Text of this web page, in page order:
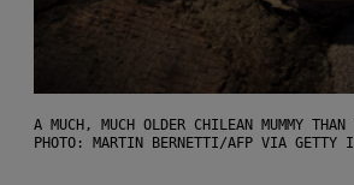
A MUCH, MUCH OLDER CHILEAN MUMMY
PHOTO: MARTIN BERNETTI/AFP VIA GETTY